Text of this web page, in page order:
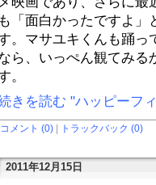
も「面白かったですよ
。マサユキくんも踊っ
ら、いっぺん観てみる
。
きを読む "ハッピーフ
コメント (0) トラックバック (0)
2011年12月15日